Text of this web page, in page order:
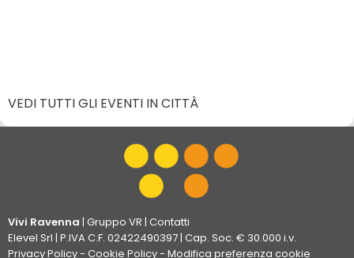
VEDI TUTTI GLI EVENTI IN CITTÀ
Vivi Ravenna | Gruppo VR | Contatti
Elevel Srl | P.IVA C.F. 02422490397 | Cap. Soc. € 30.000 i.v.
Privacy Policy- Cookie Policy- Modifica preferenza cookie